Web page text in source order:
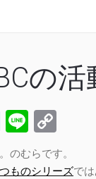
の
Twitter
Line
Link
のむらです。
ものシリーズでは